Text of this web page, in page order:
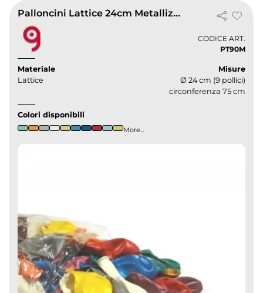
Palloncini Lattice 24cm Metallizzati Pastello | Biodegradabili
CODICE ART.
PT90M
Materiale
Lattice
Misure
Ø 24 cm (9 pollici)
circonferenza 75 cm
Colori disponibili
More...